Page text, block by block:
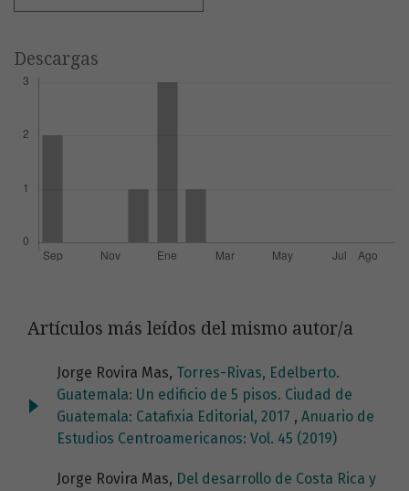
Descargas
Artículos más leídos del mismo autor/a
Jorge Rovira Mas, Torres-Rivas, Edelberto.
Guatemala: Un edificio de 5 pisos. Ciudad de
Guatemala: Catafixia Editorial, 2017 , Anuario de
Estudios Centroamericanos: Vol. 45 (2019)
Jorge Rovira Mas, Del desarrollo de Costa Rica y